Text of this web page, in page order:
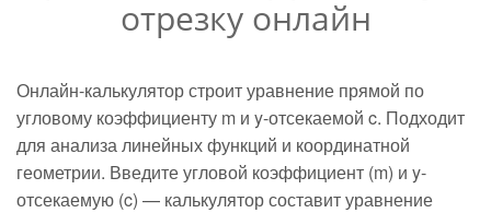
отрезку онлайн
Онлайн-калькулятор строит уравнение прямой по
угловому коэффициенту m и y-отсекаемой c. Подходит
для анализа линейных функций и координатной
геометрии. Введите угловой коэффициент (m) и y-
отсекаемую (c) — калькулятор составит уравнение